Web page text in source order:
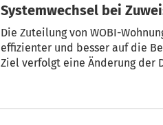
Systemwechsel bei
Die Zuteilung von WOBI-
effizienter und besser auf die
Ziel verfolgt eine Änderung der